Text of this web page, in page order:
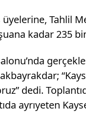
Tahlil
kadar 235
dedi.
ayrıyeten